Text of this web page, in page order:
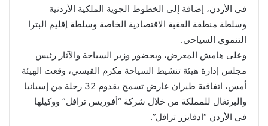
في الأردن، إضافة إلى الخطوط الجوية الملكية الأردنية
وسلطة منطقة العقبة الاقتصادية الخاصة وسلطة إقليم البترا
التنموي السياحي.
وعلى هامش المعرض، وبحضور وزير السياحة والآثار رئيس
مجلس إدارة هيئة تنشيط السياحة مكرم القيسي، وقعت الهيئة
أمس، اتفاقية طيران عارض تسمح بقدوم 32 رحلة من إسبانيا
والبرتغال للمملكة من خلال شركة “أفوريس ترافل” ووكيلها
في الأردن “ادفايزر ترافل”.